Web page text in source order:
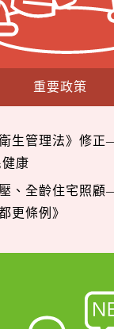
重要政策
衛生管理法》修
康
、全齡住宅照顧
更條例》